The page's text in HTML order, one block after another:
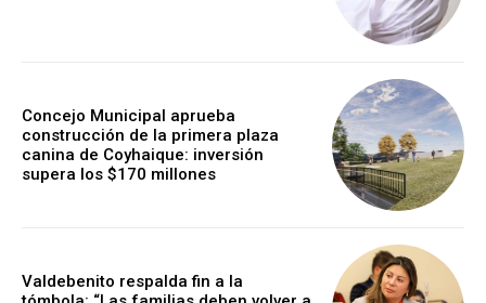
Concejo Municipal aprueba
construcción de la primera plaza
canina de Coyhaique: inversión
supera los $170 millones
Valdebenito respalda fin a la